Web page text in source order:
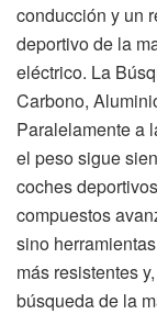
conducción y un
deportivo de la
eléctrico. La
Carbono,
Paralelamente a
el peso sigue
coches
compuestos
sino
más resistentes
búsqueda de la